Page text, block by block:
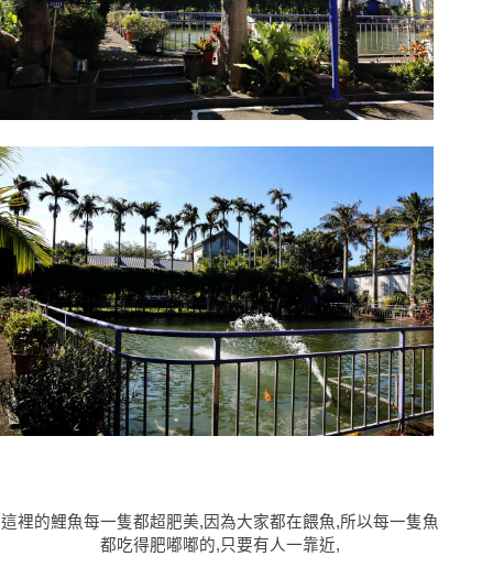
這裡的鯉魚每一隻都超肥美,因為大家都在餵魚,所以每一隻魚
都吃得肥嘟嘟的,只要有人一靠近,